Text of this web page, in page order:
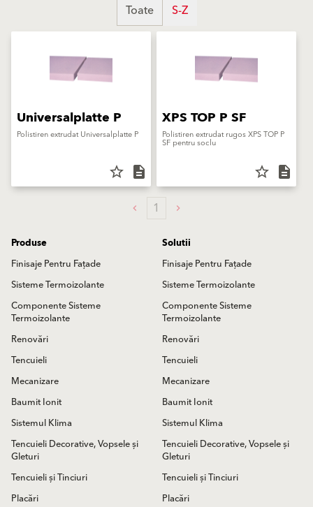
Toate
S-Z
Universalplatte P
Polistiren extrudat Universalplatte P
star_border description
XPS TOP P SF
Polistiren extrudat rugos XPS TOP P
SF pentru soclu
star_border description
1
Produse
Finisaje Pentru Fațade
Sisteme Termoizolante
Componente Sisteme
Termoizolante
Renovări
Tencuieli
Mecanizare
Baumit Ionit
Sistemul Klima
Tencuieli Decorative, Vopsele și
Gleturi
Tencuieli și Tinciuri
Placări
Solutii
Finisaje Pentru Fațade
Sisteme Termoizolante
Componente Sisteme
Termoizolante
Renovări
Tencuieli
Mecanizare
Baumit Ionit
Sistemul Klima
Tencuieli Decorative, Vopsele și
Gleturi
Tencuieli și Tinciuri
Placări